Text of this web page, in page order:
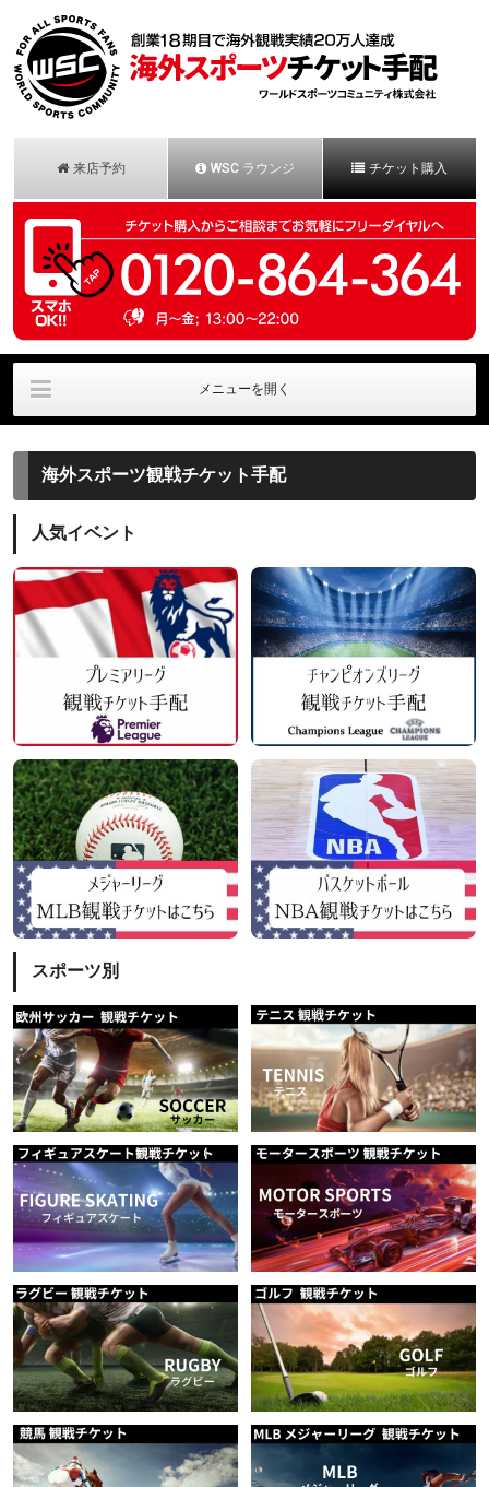
来店予約 WSC ラウンジ チケット購入
メニューを開く
お申し込みの流れ お客様の声
海外スポーツ観戦チケット手配
人気イベント
スポーツ別